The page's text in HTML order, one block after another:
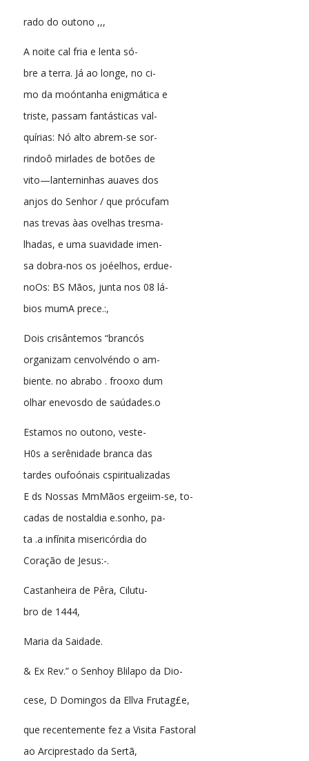
rado do outono ,,,
A noite cal fria e lenta só-
bre a terra. Já ao longe, no ci-
mo da moóntanha enigmática e
triste, passam fantásticas val-
quírias: Nó alto abrem-se sor-
rindoô mirlades de botões de
vito—lanterninhas auaves dos
anjos do Senhor / que prócufam
nas trevas àas ovelhas tresma-
lhadas, e uma suavidade imen-
sa dobra-nos os joéelhos, erdue-
noOs: BS Mãos, junta nos 08 lá-
bios mumA prece.:,
Dois crisântemos “brancós
organizam cenvolvéndo o am-
biente. no abrabo . frooxo dum
olhar enevosdo de saúdades.o
Estamos no outono, veste-
H0s a serênidade branca das
tardes oufoónais cspiritualizadas
E ds Nossas MmMãos ergeiim-se, to-
cadas de nostaldia e.sonho, pa-
ta .a infínita misericórdia do
Coração de Jesus:-.
Castanheira de Pêra, Cilutu-
bro de 1444,
Maria da Saidade.
& Ex Rev.” o Senhoy Blilapo da Dio-
cese, D Domingos da Ellva Frutag£e,
que recentemente fez a Visita Fastoral
ao Arciprestado da Sertã,